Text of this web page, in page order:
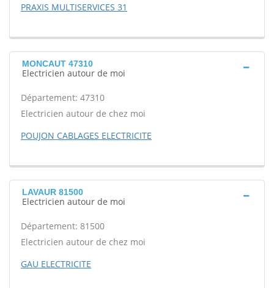
PRAXIS MULTISERVICES 31
MONCAUT 47310
Electricien autour de moi
Département: 47310
Electricien autour de chez moi
POUJON CABLAGES ELECTRICITE
LAVAUR 81500
Electricien autour de moi
Département: 81500
Electricien autour de chez moi
GAU ELECTRICITE